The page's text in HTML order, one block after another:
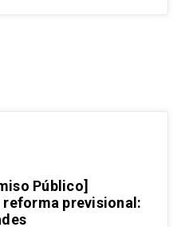
Público]
previsional: